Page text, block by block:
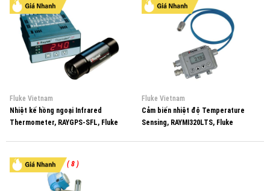
Fluke Vietnam
Nhiệt kế hồng ngoại Infrared
Thermometer, RAYGPS-SFL, Fluke
Fluke Vietnam
Cảm biến nhiệt độ Temperature
Sensing, RAYMI320LTS, Fluke
( 8 )